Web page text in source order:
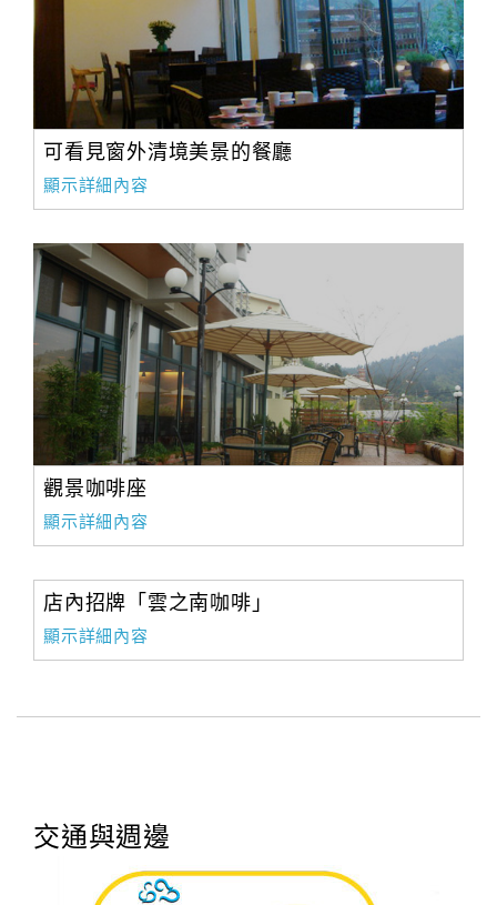
可看見窗外清境美景的餐廳
顯示詳細內容
觀景咖啡座
顯示詳細內容
店內招牌「雲之南咖啡」
顯示詳細內容
交通與週邊